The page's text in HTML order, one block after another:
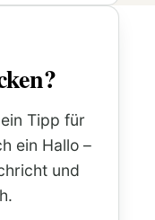
Tipp für
ein Hallo –
und